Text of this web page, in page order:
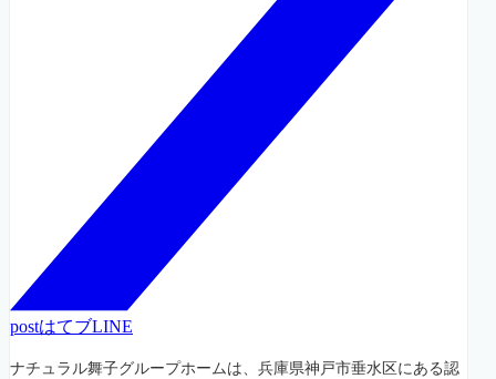
postはてブLINE
ナチュラル舞子グループホームは、兵庫県神戸市垂水区にある認